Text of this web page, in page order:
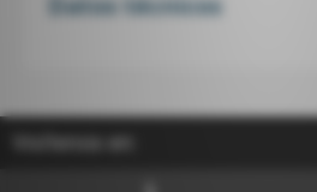
Visítenos en: